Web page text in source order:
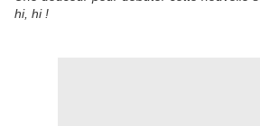
hi, hi !